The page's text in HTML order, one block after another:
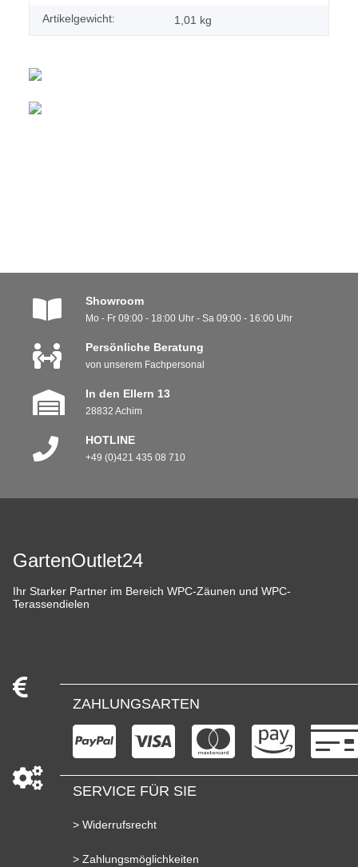
Artikelgewicht: 1,01 kg
Showroom
Mo - Fr 09:00 - 18:00 Uhr - Sa 09:00 - 16:00 Uhr
Persönliche Beratung
von unserem Fachpersonal
In den Ellern 13
28832 Achim
HOTLINE
+49 (0)421 435 08 710
GartenOutlet24
Ihr Starker Partner im Bereich WPC-Zäunen und WPC-
Terassendielen
ZAHLUNGSARTEN
SERVICE FÜR SIE
> Widerrufsrecht
> Zahlungsmöglichkeiten